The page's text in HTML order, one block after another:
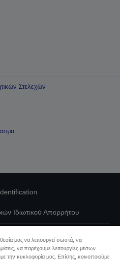
Στελεχών
Ιδιωτικού Απορρήτου
μας για τα δεδομένα σας
μας να λειτουργεί σωστά, να
να παρέχουμε λειτουργίες μέσων
την κυκλοφορία μας. Επίσης, κοινοποιούμε